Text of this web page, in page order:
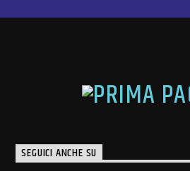
SEGUICI ANCHE SU